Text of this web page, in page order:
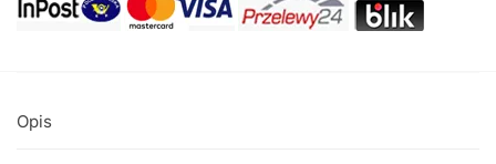
Opis